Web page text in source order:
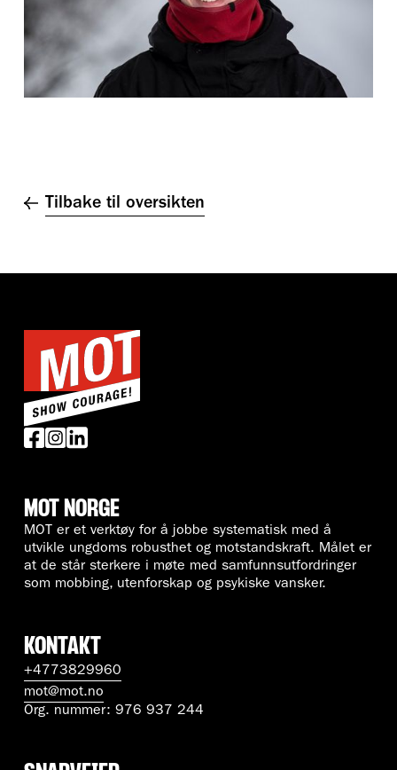
Tilbake til oversikten
MOT NORGE
MOT er et verktøy for å jobbe systematisk med å
utvikle ungdoms robusthet og motstandskraft. Målet er
at de står sterkere i møte med samfunnsutfordringer
som mobbing, utenforskap og psykiske vansker.
KONTAKT
+4773829960
mot@mot.no
Org. nummer: 976 937 244